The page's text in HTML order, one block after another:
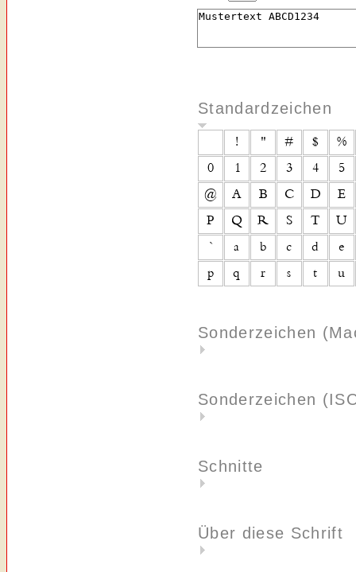
Standardzeichen
Sonderzeichen
Sonderzeichen
Schnitte
Über diese Schrift